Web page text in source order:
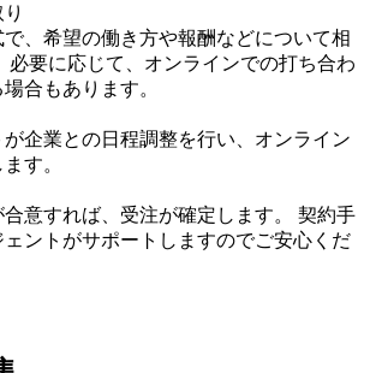
、希望の働き方や報酬などについて相
必要に応じて、オンラインでの打ち合わ
合もあります。
企業との日程調整を行い、オンライン
す。
意すれば、受注が確定します。 契約手
ントがサポートしますのでご安心くだ